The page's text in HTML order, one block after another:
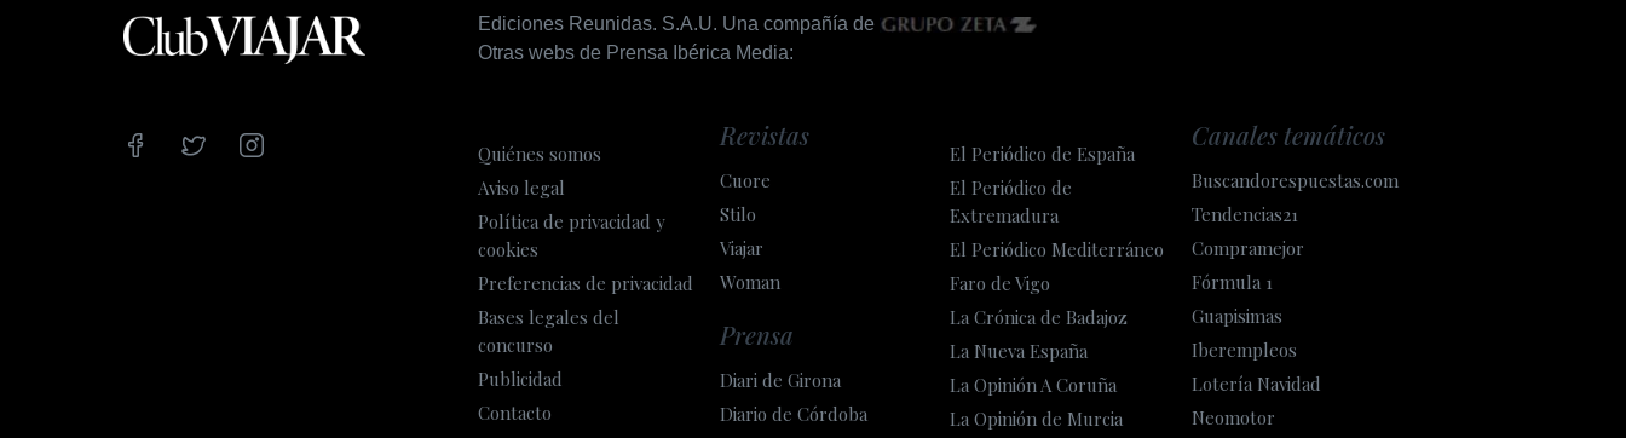
Ediciones Reunidas. S.A.U. Una compañía de
Otras webs de Prensa Ibérica Media:
Quiénes somos
Aviso legal
Política de privacidad y
cookies
Preferencias de privacidad
Bases legales del
concurso
Publicidad
Contacto
Revistas
Cuore
Stilo
Viajar
Woman
Prensa
Diari de Girona
Diario de Córdoba
El Periódico de España
El Periódico de
Extremadura
El Periódico Mediterráneo
Faro de Vigo
La Crónica de Badajoz
La Nueva España
La Opinión A Coruña
La Opinión de Murcia
Canales temáticos
Buscandorespuestas.com
Tendencias21
Compramejor
Fórmula 1
Guapisimas
Iberempleos
Lotería Navidad
Neomotor